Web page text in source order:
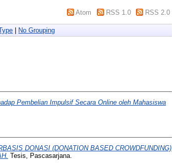
Atom RSS 1.0 RSS 2.0
No Grouping
Pembelian Impulsif Secara Online oleh Mahasiswa
DONASI (DONATION BASED CROWDFUNDING)
Tesis, Pascasarjana.